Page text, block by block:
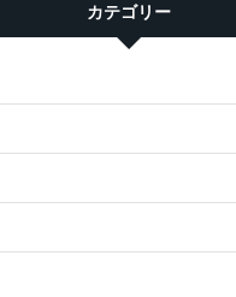
カテゴリー